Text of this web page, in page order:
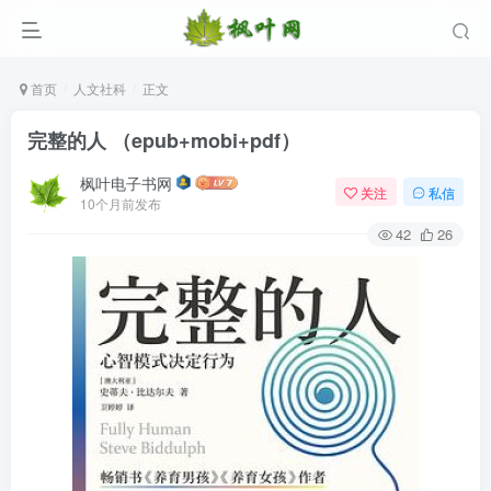
首页 人文社科 正文
完整的人 （epub+mobi+pdf）
枫叶电子书网
10个月前发布
关注 私信
42 26
登录
没有账号？立即注册
用户名/手机号/邮箱
登录密码